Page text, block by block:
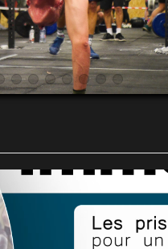
1 2
Item 3
Item 4
Item 5
Item 6
Item 7
Item 8
Item 9Item 10